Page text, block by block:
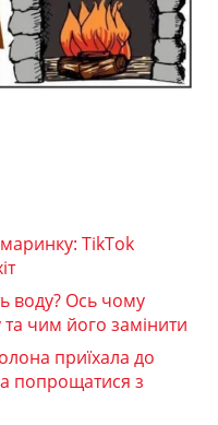
TikTok
воду? Ось чому
чим його замінити
приїхала до
попрощатися з